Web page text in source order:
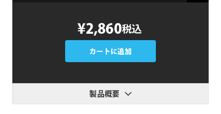
¥2,860税込
カートに追加
製品概要